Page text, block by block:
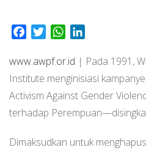
FacebookTwitterWhatsApp
www.awpf.or.id | Pada 1991,
Institute menginisiasi
Activism Against Gender
terhadap
Dimaksudkan untuk